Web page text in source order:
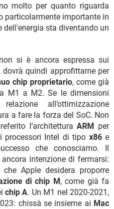
molto per quanto riguarda
particolarmente importante in
sta diventando un
si è ancora espressa sui
quindi approfittarne per
chip proprietario, come già
M1 a M2. Se le dimensioni
all’ottimizzazione
a fare la forza del SoC. Non
l’architetturaARM
per
processori Intel di tipo x86e
che conosciamo. Il
intenzione di fermarsi:
Apple desidera proporre
di chip M , come già fa
chip A. Un M1 nel 2020-2021,
chissà se insieme ai Mac